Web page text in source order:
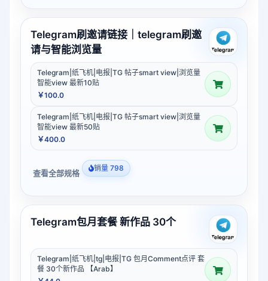
Telegram刷邀请链接｜telegram刷邀
请与智能浏览量
Telegram|纸飞机|电报|TG 帖子smart view|浏览量
智能view 最新10贴
￥100.0
Telegram|纸飞机|电报|TG 帖子smart view|浏览量
智能view 最新50贴
￥400.0
查看全部规格 销量 798
Telegram包月套餐 新作品 30个
Telegram|纸飞机|tg|电报|TG 包月Comment点评 套
餐 30个新作品 【Arab】